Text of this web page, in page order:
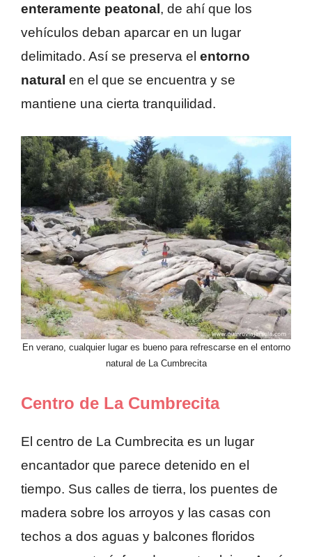
enteramente peatonal , de ahí que los
vehículos deban aparcar en un lugar
delimitado. Así se preserva el entorno
natural en el que se encuentra y se
mantiene una cierta tranquilidad.
En verano, cualquier lugar es bueno para refrescarse en el entorno
natural de La Cumbrecita
Centro de La Cumbrecita
El centro de La Cumbrecita es un lugar
encantador que parece detenido en el
tiempo. Sus calles de tierra, los puentes de
madera sobre los arroyos y las casas con
techos a dos aguas y balcones floridos